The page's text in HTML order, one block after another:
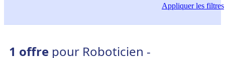
Appliquerles filtres
1 offre pour Roboticien -